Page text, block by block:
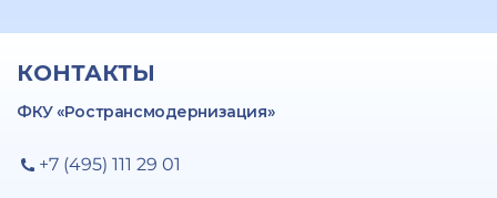
КОНТАКТЫ
ФКУ «Ространсмодернизация»
+7 (495) 111 29 01